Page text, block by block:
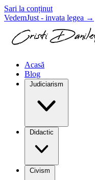
Sari la conținut
VedemJust - invata legea →
Acasă
Blog
Judiciarism
Didactic
Civism